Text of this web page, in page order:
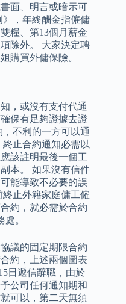
面、明言或暗示可
，年終酬金指僱傭
糧、第13個月薪金
除外。 大家決定聘
購買外傭保險。
，或沒有支付代通
保有足夠證據去證
不利的一方可以通
止合約通知必需以
該註明最後一個工
本。 如果沒有信件
能導致不必要的誤
止外籍家庭傭工僱
約，就必需於合約
。
議的固定期限合約
約，上述兩個圖表
日遞信辭職，由於
公司任何通知期和
可以，第二天無須